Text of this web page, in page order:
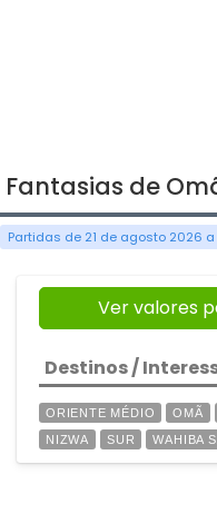
Fantasias de
Partidas de 21 de agosto 2026
Ver valores
Destinos /
ORIENTE MÉDIO OMÃ
NIZWA
SUR WAHIBA